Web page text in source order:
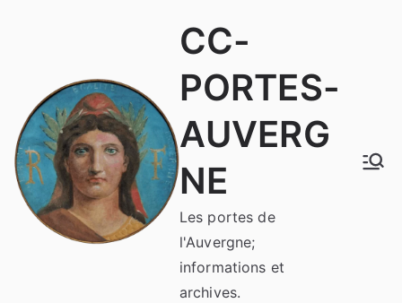
CC-
PORTES-
AUVERG
NE
Les portes de
l'Auvergne;
informations et
archives.